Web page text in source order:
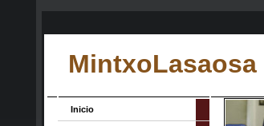
MintxoLasaosa
Inicio